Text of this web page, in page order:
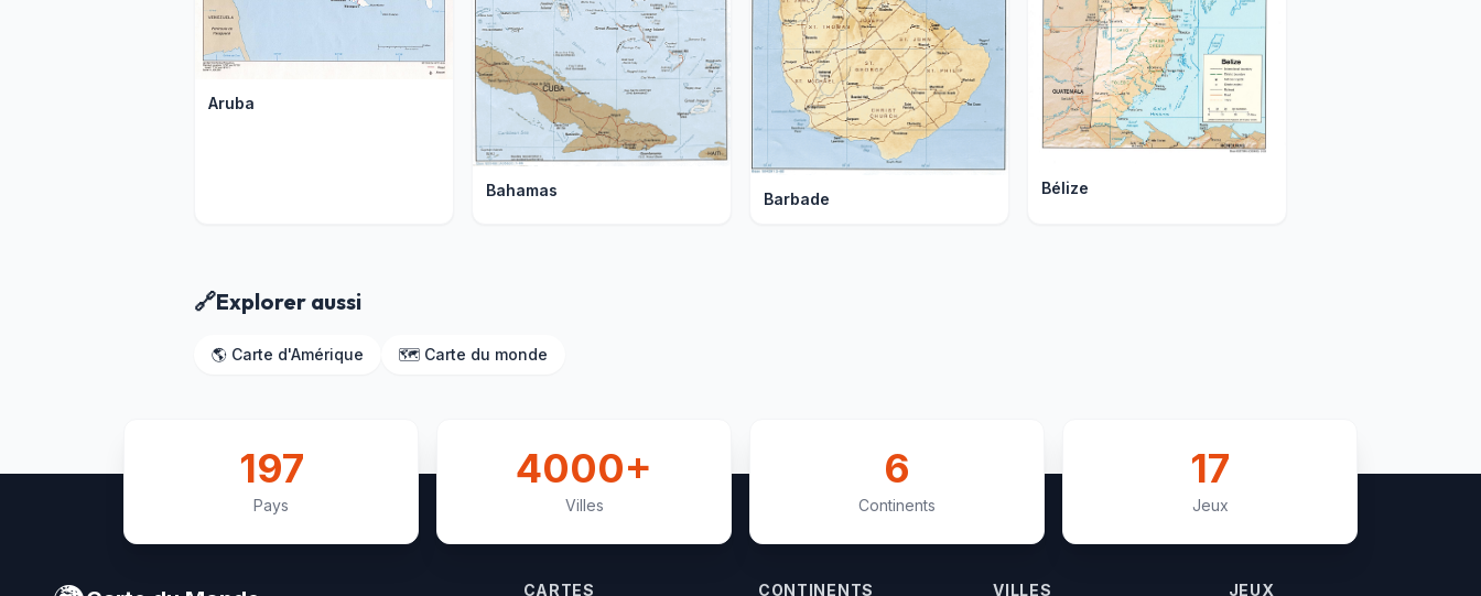
Aruba
Bahamas Barbade
Bélize
Bermudes (RU) Bolivie Canada
🔗Explorer aussi
🌎 Carte d'Amérique 🗺️ Carte du monde
197
Pays
4000+
Villes
6
Continents
17
Jeux
CARTES CONTINENTS VILLES JEUX